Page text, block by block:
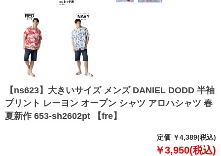
【ns623】大きいサイズ メンズ DANIEL DODD 半袖
プリント レーヨン オープン シャツ アロハシャツ 春
夏新作 653-sh2602pt 【fre】
定価 ￥4,389(税込)
￥3,950(税込)